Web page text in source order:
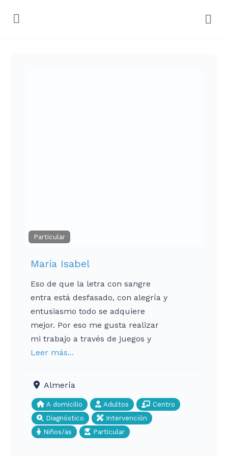
Particular
María Isabel
Eso de que la letra con sangre
entra está desfasado, con alegría y
entusiasmo todo se adquiere
mejor. Por eso me gusta realizar
mi trabajo a través de juegos y
Leer más...
Almería
A domicilio Adultos
Centro
Diagnóstico
Intervención
Niños/as
Particular